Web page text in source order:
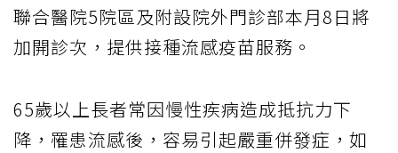
聯合醫院5院區及附設院外門診部本月8日將
加開診次，提供接種流感疫苗服務。
65歲以上長者常因慢性疾病造成抵抗力下
降，罹患流感後，容易引起嚴重併發症，如